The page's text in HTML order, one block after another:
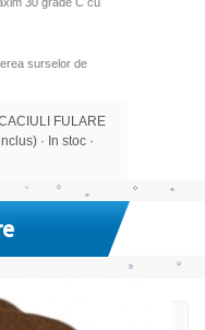
surselor de
FULARE
· In stoc ·